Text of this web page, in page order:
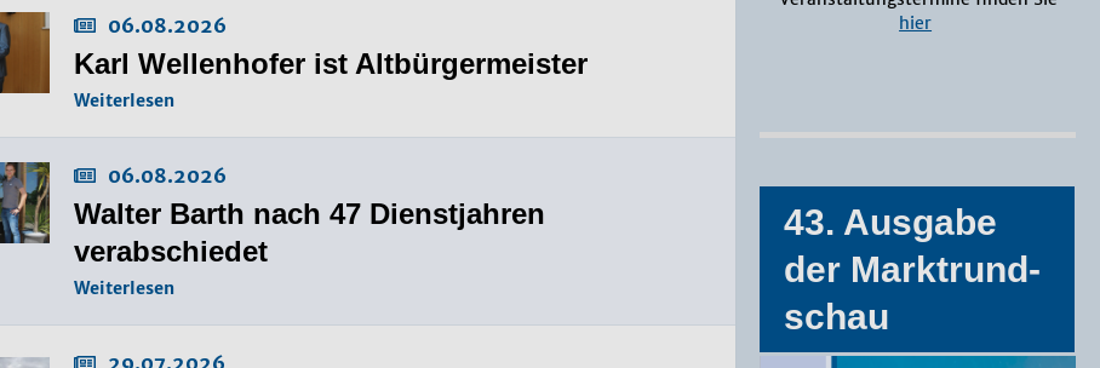
06.08.2026
Karl Wellenhofer ist Altbürgermeister
Weiterlesen
06.08.2026
Walter Barth nach 47 Dienstjahren
verabschiedet
Weiterlesen
29.07.2026
hier
43. Aus­ga­be
der Mark­trund­
schau